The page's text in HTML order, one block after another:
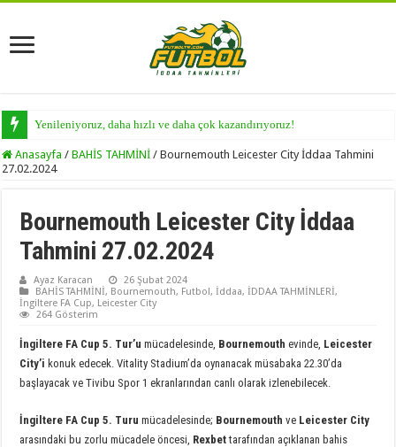
Yenileniyoruz, daha hızlı ve daha çok kazandırıyoruz!
Anasayfa / BAHİS TAHMİNİ / Bournemouth Leicester City İddaa Tahmini
27.02.2024
Bournemouth Leicester City İddaa
Tahmini 27.02.2024
Ayaz Karacan
26 Şubat 2024
BAHİS TAHMİNİ, Bournemouth, Futbol,İddaa,İDDAA TAHMİNLERİ,
İngiltere FA Cup, Leicester City
264 Gösterim
İngiltere FA Cup 5. Tur’umücadelesinde, Bournemouth evinde, Leicester
City’i konuk edecek. Vitality Stadium’da oynanacak müsabaka 22.30’da
başlayacak ve Tivibu Spor 1 ekranlarından canlı olarak izlenebilecek.
İngiltere FA Cup 5. Turumücadelesinde; Bournemouth ve Leicester City
arasındaki bu zorlu mücadele öncesi, Rexbettarafından açıklanan bahis